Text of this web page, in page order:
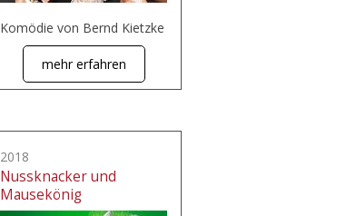
Komödie von Bernd Kietzke
mehr erfahren
2018
Nussknacker und
Mausekönig